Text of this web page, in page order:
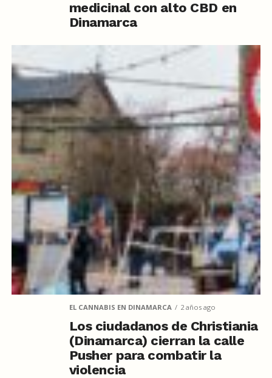
medicinal con alto CBD en
Dinamarca
EL CANNABIS EN DINAMARCA 2 años ago
Los ciudadanos de Christiania
(Dinamarca) cierran la calle
Pusher para combatir la
violencia